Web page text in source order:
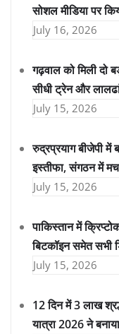
सोशल मीडिया पर
July 16, 2026
गढ़वाल को मिली दो
सीधी ट्रेन और
July 15, 2026
रुद्रप्रयाग बीजेपी में
इस्तीफा, संगठन में
July 15, 2026
पाकिस्तान में
बिटकॉइन समेत सभी
July 15, 2026
12 दिन में 3 लाख
यात्रा 2026 ने